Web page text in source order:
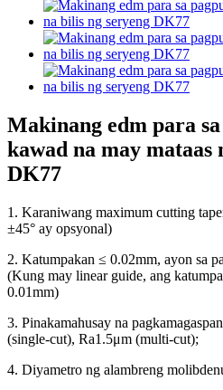
Makinang edm para
kawad na may mataas
DK77
1. Karaniwang maximum cutting
±45° ay opsyonal)
2. Katumpakan ≤ 0.02mm, ayon sa
(Kung may linear guide, ang
0.01mm)
3. Pinakamahusay na
(single-cut), Ra1.5μm (multi-cut);
4. Diyametro ng alambreng